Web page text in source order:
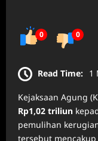
0 0
Read Time: 1
Kejaksaan Agung
Rp1,02 triliun
pemulihan
tersebut